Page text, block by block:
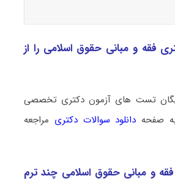
فقه و مبانی حقوق اسلامی را از
رایگان تست های آزمون دکتری تخصصی
صفحه دانلود سوالات دکتری مراجعه
و مبانی حقوق اسلامی چند ترم